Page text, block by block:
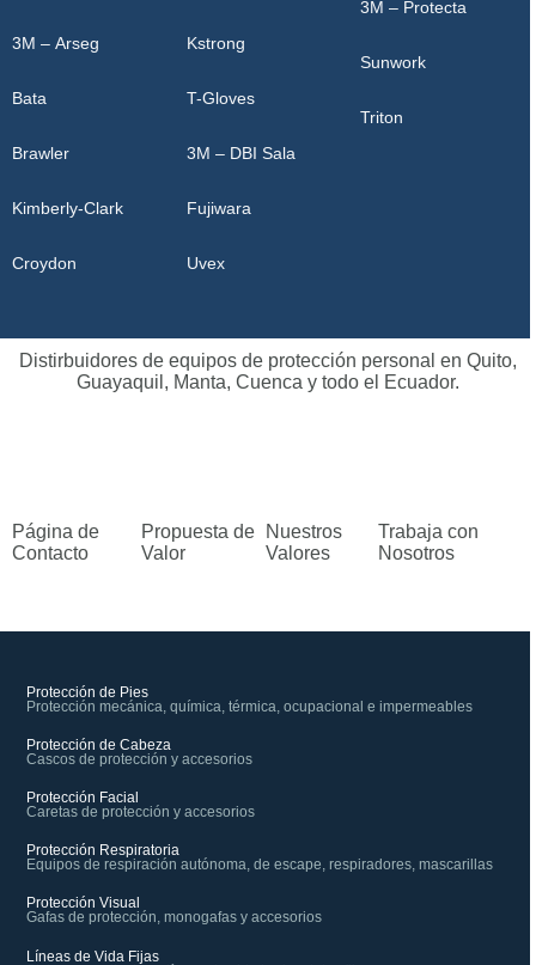
3M – Arseg
Bata
Brawler
Kimberly-Clark
Croydon
Kstrong
T-Gloves
3M – DBI Sala
Fujiwara
Uvex
3M – Protecta
Sunwork
Triton
Distirbuidores de equipos de protección personal en Quito,
Guayaquil, Manta, Cuenca y todo el Ecuador.
Página de
Contacto
Propuesta de
Valor
Nuestros
Valores
Trabaja con
Nosotros
Protección de Pies
Protección mecánica, química, térmica, ocupacional e impermeables
Protección de Cabeza
Cascos de protección y accesorios
Protección Facial
Caretas de protección y accesorios
Protección Respiratoria
Equipos de respiración autónoma, de escape, respiradores, mascarillas
Protección Visual
Gafas de protección, monogafas y accesorios
Líneas de Vida Fijas